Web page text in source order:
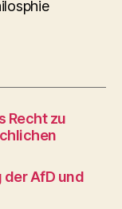
Recht zu
AfD und